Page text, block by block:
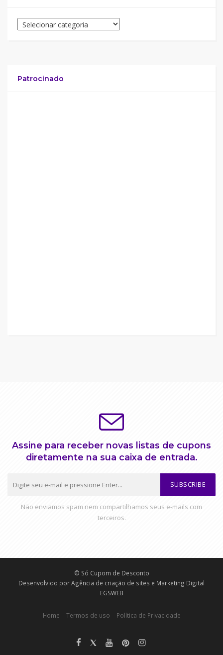
Patrocinado
Assine para receber novas listas de cupons
diretamente na sua caixa de entrada.
SUBSCRIBE
Não enviamos spam nem compartilhamos seus e-mails com
terceiros.
© Só Cupom de Desconto
Desenvolvido porAgência de criação de sites e Marketing Digital
EGSWEB
Home Termos de uso Política de Privacidade